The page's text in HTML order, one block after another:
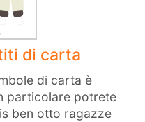
di carta
di carta è
particolare potrete
ben otto ragazze